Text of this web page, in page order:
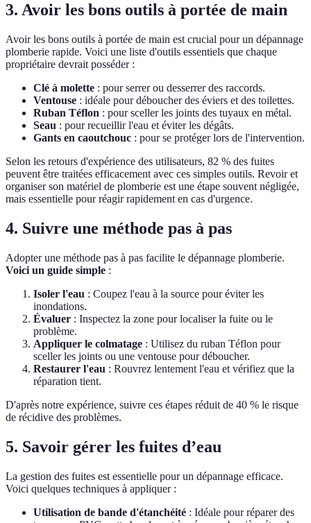
3. Avoir les bons outils à portée de main
Avoir les bons outils à portée de main est crucial pour un dépannage
plomberie rapide. Voici une liste d'outils essentiels que chaque
propriétaire devrait posséder :
Clé à molette : pour serrer ou desserrer des raccords.
Ventouse : idéale pour déboucher des éviers et des toilettes.
Ruban Téflon : pour sceller les joints des tuyaux en métal.
Seau : pour recueillir l'eau et éviter les dégâts.
Gants en caoutchouc : pour se protéger lors de l'intervention.
Selon les retours d'expérience des utilisateurs, 82 % des fuites
peuvent être traitées efficacement avec ces simples outils. Revoir et
organiser son matériel de plomberie est une étape souvent négligée,
mais essentielle pour réagir rapidement en cas d'urgence.
4. Suivre une méthode pas à pas
Adopter une méthode pas à pas facilite le dépannage plomberie.
Voici un guide simple :
Isoler l'eau : Coupez l'eau à la source pour éviter les
inondations.
Évaluer : Inspectez la zone pour localiser la fuite ou le
problème.
Appliquer le colmatage : Utilisez du ruban Téflon pour
sceller les joints ou une ventouse pour déboucher.
Restaurer l'eau : Rouvrez lentement l'eau et vérifiez que la
réparation tient.
D'après notre expérience, suivre ces étapes réduit de 40 % le risque
de récidive des problèmes.
5. Savoir gérer les fuites d’eau
La gestion des fuites est essentielle pour un dépannage efficace.
Voici quelques techniques à appliquer :
Utilisation de bande d'étanchéité : Idéale pour réparer des